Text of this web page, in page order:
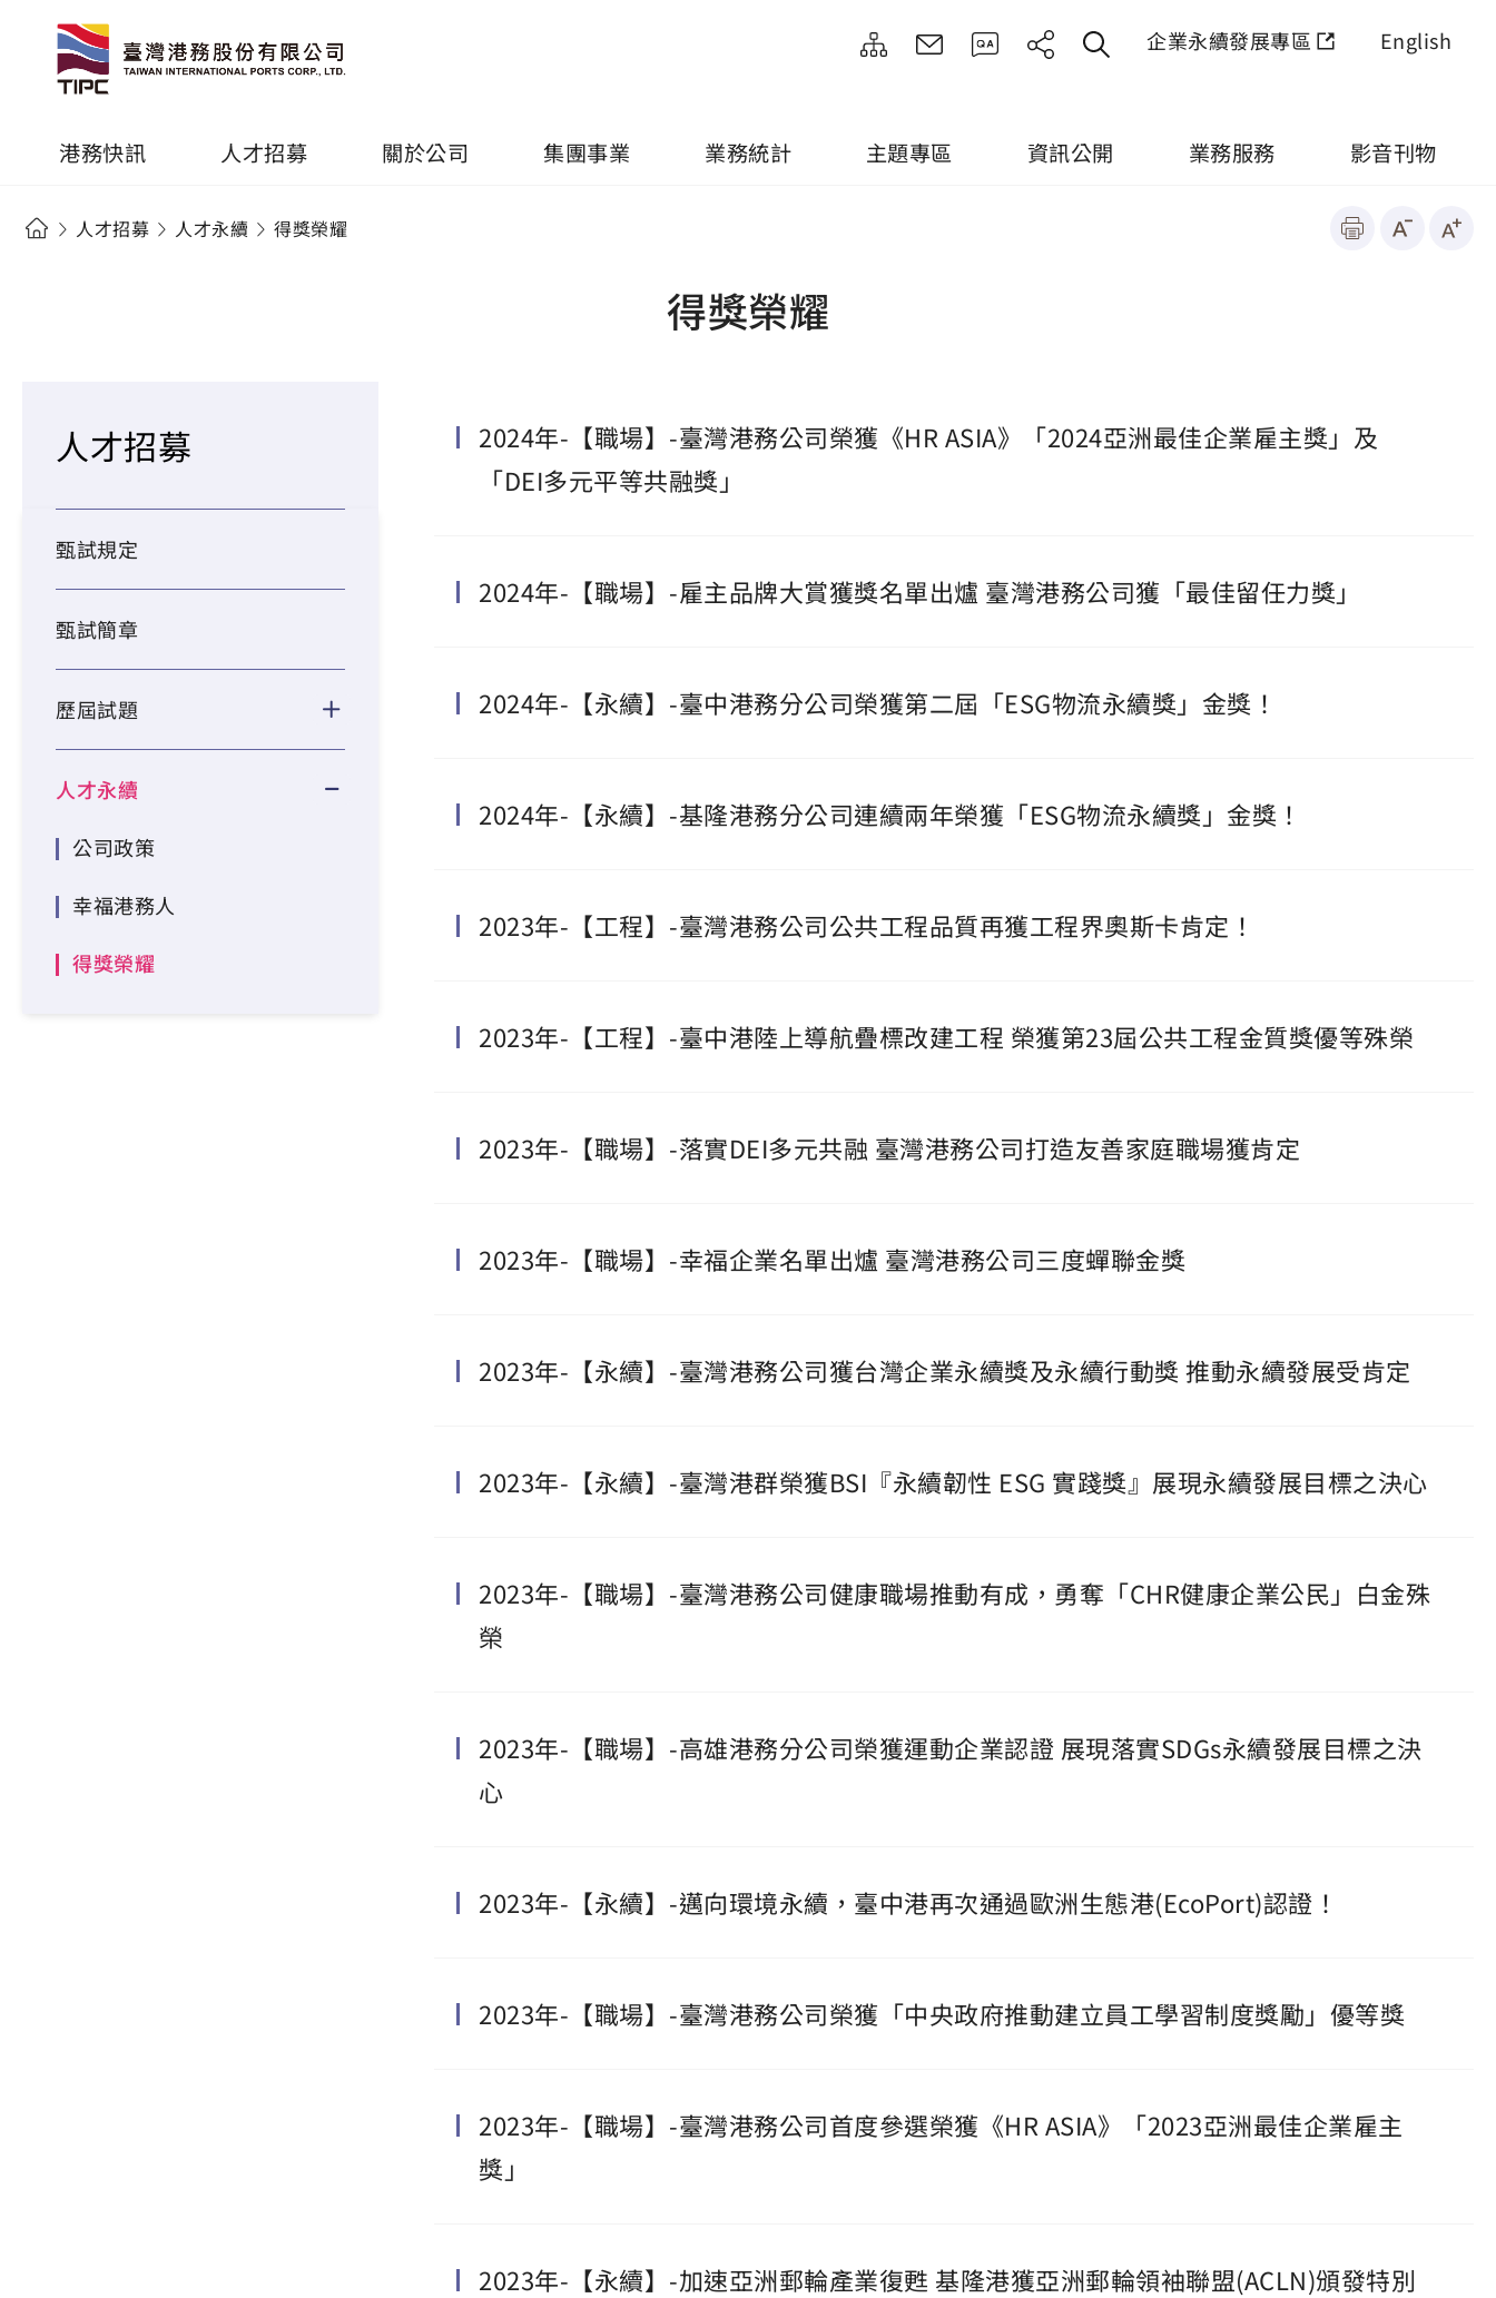
企業永續發展專區 English
港務快訊 人才招募 關於公司 集團事業 業務統計 主題專區 資訊公開 業務服務 影音刊物
人才招募 人才永續 得獎榮耀
得獎榮耀
人才招募
甄試規定
甄試簡章
歷屆試題
人才永續
公司政策
幸福港務人
得獎榮耀
2024年-【職場】-臺灣港務公司榮獲《HR ASIA》「2024亞洲最佳企業雇主獎」及
「DEI多元平等共融獎」
2024年-【職場】-雇主品牌大賞獲獎名單出爐 臺灣港務公司獲「最佳留任力獎」
2024年-【永續】-臺中港務分公司榮獲第二屆「ESG物流永續獎」金獎！
2024年-【永續】-基隆港務分公司連續兩年榮獲「ESG物流永續獎」金獎！
2023年-【工程】-臺灣港務公司公共工程品質再獲工程界奧斯卡肯定！
2023年-【工程】-臺中港陸上導航疊標改建工程 榮獲第23屆公共工程金質獎優等殊榮
2023年-【職場】-落實DEI多元共融 臺灣港務公司打造友善家庭職場獲肯定
2023年-【職場】-幸福企業名單出爐 臺灣港務公司三度蟬聯金獎
2023年-【永續】-臺灣港務公司獲台灣企業永續獎及永續行動獎 推動永續發展受肯定
2023年-【永續】-臺灣港群榮獲BSI『永續韌性 ESG 實踐獎』展現永續發展目標之決心
2023年-【職場】-臺灣港務公司健康職場推動有成，勇奪「CHR健康企業公民」白金殊
榮
2023年-【職場】-高雄港務分公司榮獲運動企業認證 展現落實SDGs永續發展目標之決
心
2023年-【永續】-邁向環境永續，臺中港再次通過歐洲生態港(EcoPort)認證！
2023年-【職場】-臺灣港務公司榮獲「中央政府推動建立員工學習制度獎勵」優等獎
2023年-【職場】-臺灣港務公司首度參選榮獲《HR ASIA》「2023亞洲最佳企業雇主
獎」
2023年-【永續】-加速亞洲郵輪產業復甦 基隆港獲亞洲郵輪領袖聯盟(ACLN)頒發特別